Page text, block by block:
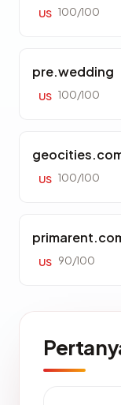
US 100/100
pre.wedding
US 100/100
US 100/100
US 90/100